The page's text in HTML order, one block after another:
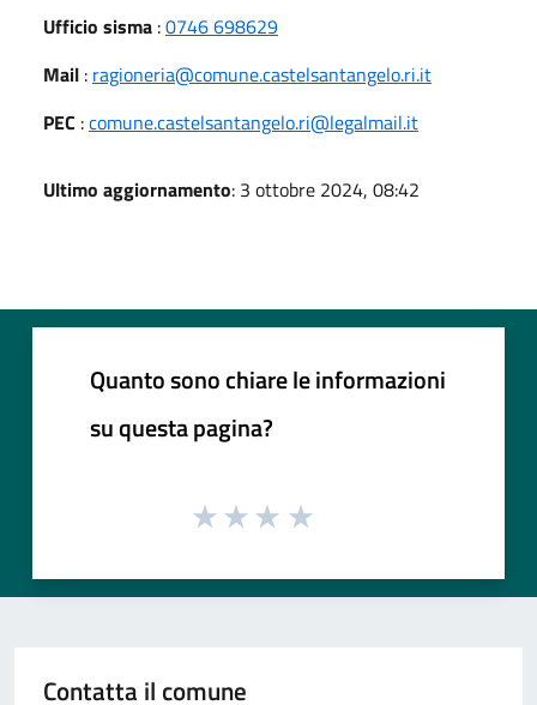
Ufficio sisma :0746 698629
Mail : ragioneria@comune.castelsantangelo.ri.it
PEC :comune.castelsantangelo.ri@legalmail.it
Ultimo aggiornamento: 3 ottobre 2024, 08:42
Quanto sono chiare le informazioni
su questa pagina?
Contatta il comune